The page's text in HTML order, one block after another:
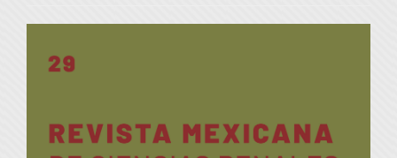
lateral
artículo